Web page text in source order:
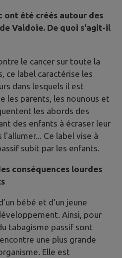
ont été créés autour des
Valdoie. De quoi s'agit-il
le cancer sur toute la
ce label caractérise les
dans lesquels il est
les parents, les nounous et
les abords des
des enfants à écraser leur
Ce label vise à
subit par les enfants.
conséquences lourdes
bébé et d’un jeune
Ainsi, pour
tabagisme passif sont
une plus grande
Elle est